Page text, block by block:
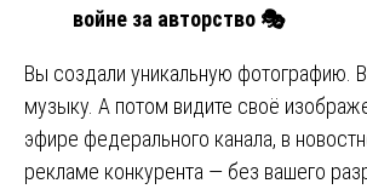
войне за авторство 🎭
Вы создали уникальную фотографию.
музыку. А потом видите своё
эфире федерального канала, в
рекламе конкурента — без вашего